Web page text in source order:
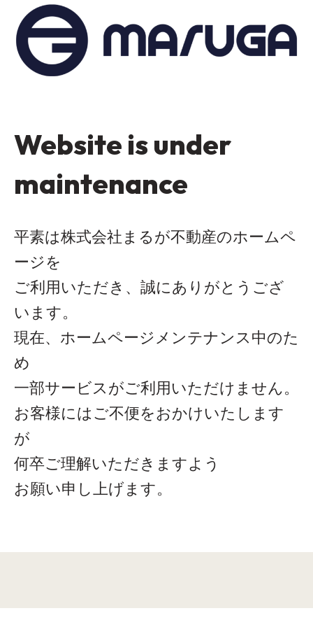
Website is under
maintenance
平素は株式会社まるが不動産のホームペ
ージを
ご利用いただき、誠にありがとうござ
います。
現在、ホームページメンテナンス中のた
め
一部サービスがご利用いただけません。
お客様にはご不便をおかけいたします
が
何卒ご理解いただきますよう
お願い申し上げます。